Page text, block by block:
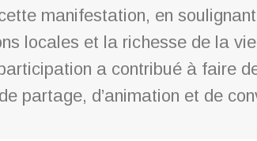
manifestation, en
locales et la richesse de la
a contribué à faire
partage, d’animation et de